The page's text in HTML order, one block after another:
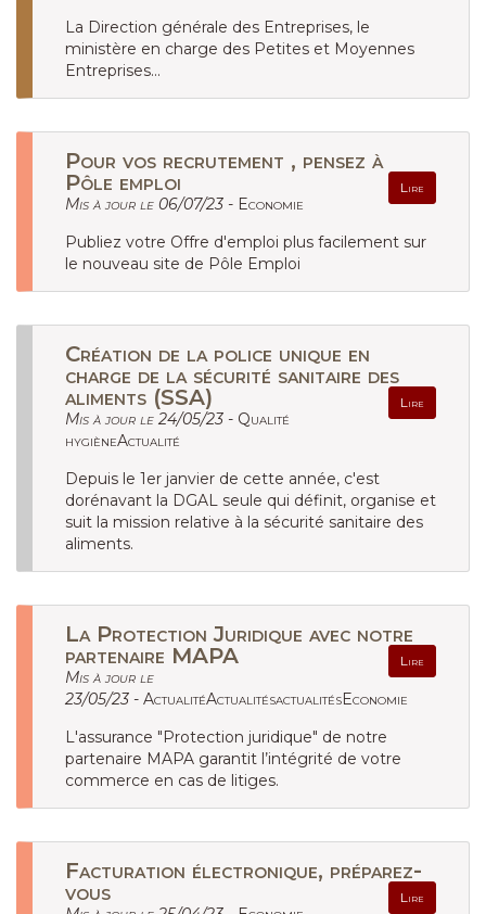
La Direction générale des Entreprises, le
ministère en charge des Petites et Moyennes
Entreprises...
Pour vos recrutement , pensez à
Pôle emploi
Lire
Mis à jour le 06/07/23 - Economie
Publiez votre Offre d'emploi plus facilement sur
le nouveau site de Pôle Emploi
Création de la police unique en
charge de la sécurité sanitaire des
aliments (SSA)
Lire
Mis à jour le 24/05/23 - Qualité
hygièneActualité
Depuis le 1er janvier de cette année, c'est
dorénavant la DGAL seule qui définit, organise et
suit la mission relative à la sécurité sanitaire des
aliments.
La Protection Juridique avec notre
partenaire MAPA
Lire
Mis à jour le
23/05/23 - ActualitéActualitésactualitésEconomie
L'assurance "Protection juridique" de notre
partenaire MAPA garantit l’intégrité de votre
commerce en cas de litiges.
Facturation électronique, préparez-
vous
Lire